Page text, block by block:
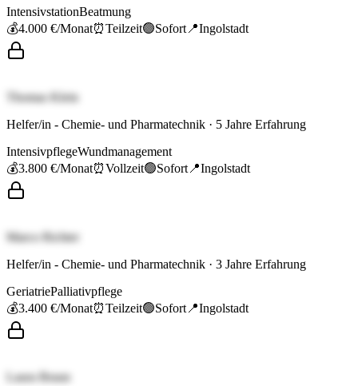
IntensivstationBeatmung
💰4.000 €/Monat⏰Teilzeit🟢Sofort 📍Ingolstadt
Thomas Klein
Helfer/in - Chemie- und Pharmatechnik · 5 Jahre Erfahrung
IntensivpflegeWundmanagement
💰3.800 €/Monat⏰Vollzeit🟢Sofort 📍Ingolstadt
Marco Richter
Helfer/in - Chemie- und Pharmatechnik · 3 Jahre Erfahrung
GeriatriePalliativpflege
💰3.400 €/Monat⏰Teilzeit🟢Sofort 📍Ingolstadt
Laura Braun